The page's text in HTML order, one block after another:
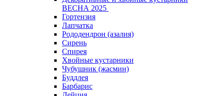
ВЕСНА 2025
Гортензия
Лапчатка
Рододендрон (азалия)
Сирень
Спирея
Хвойные кустарники
Чубушник (жасмин)
Буддлея
Барбарис